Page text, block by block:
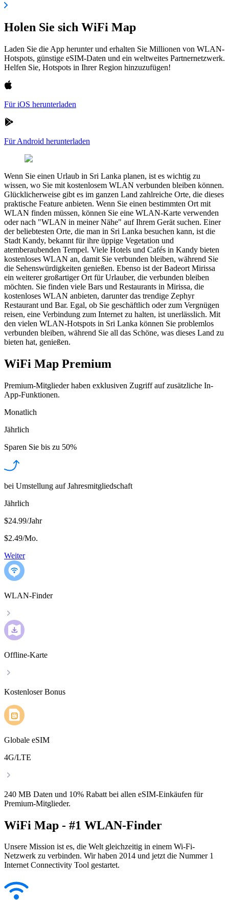
Holen Sie sich WiFi Map
Laden Sie die App herunter und erhalten Sie Millionen von WLAN-
Hotspots, günstige eSIM-Daten und ein weltweites Partnernetzwerk.
Helfen Sie, Hotspots in Ihrer Region hinzuzufügen!
Für iOS herunterladen
Für Android herunterladen
Wenn Sie einen Urlaub in Sri Lanka planen, ist es wichtig zu
wissen, wo Sie mit kostenlosem WLAN verbunden bleiben können.
Glücklicherweise gibt es im ganzen Land zahlreiche Orte, die dieses
praktische Feature anbieten. Wenn Sie einen bestimmten Ort mit
WLAN finden müssen, können Sie eine WLAN-Karte verwenden
oder nach "WLAN in meiner Nähe" auf Ihrem Gerät suchen. Einer
der beliebtesten Orte, die man in Sri Lanka besuchen kann, ist die
Stadt Kandy, bekannt für ihre üppige Vegetation und
atemberaubenden Tempel. Viele Hotels und Cafés in Kandy bieten
kostenloses WLAN an, damit Sie verbunden bleiben, während Sie
die Sehenswürdigkeiten genießen. Ebenso ist der Badeort Mirissa
ein weiterer großartiger Ort für Urlauber, die verbunden bleiben
möchten. Sie finden viele Bars und Restaurants in Mirissa, die
kostenloses WLAN anbieten, darunter das trendige Zephyr
Restaurant und Bar. Egal, ob Sie geschäftlich oder zum Vergnügen
reisen, eine Verbindung zum Internet zu halten, ist unerlässlich. Mit
den vielen WLAN-Hotspots in Sri Lanka können Sie problemlos
verbunden bleiben, während Sie all das Schöne, was dieses Land zu
bieten hat, genießen.
WiFi Map Premium
Premium-Mitglieder haben exklusiven Zugriff auf zusätzliche In-
App-Funktionen.
Monatlich
Jährlich
Sparen Sie bis zu 50%
bei Umstellung auf Jahresmitgliedschaft
Jährlich
$24.99/Jahr
$2.49/Mo.
Weiter
WLAN-Finder
Offline-Karte
Kostenloser Bonus
Globale eSIM
4G/LTE
240 MB Daten und 10% Rabatt bei allen eSIM-Einkäufen für
Premium-Mitglieder.
WiFi Map - #1 WLAN-Finder
Unsere Mission ist es, die Welt gleichzeitig in einem Wi-Fi-
Netzwerk zu verbinden. Wir haben 2014 und jetzt die Nummer 1
Internet Connectivity Tool gestartet.